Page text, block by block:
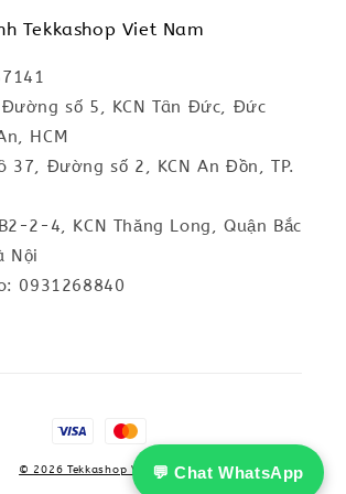
💬 Chat WhatsApp
Tekkashop Viet Nam
số 5, KCN Tân Đức, Đức
HCM
37, Đường số 2, KCN An Đồn, TP.
2-4, KCN Thăng Long, Quận Bắc
Nội
0931268840
© 2026 Tekkashop Vietnam